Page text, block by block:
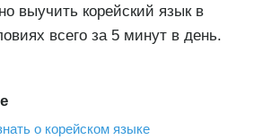
выучить корейский язык в
всего за 5 минут в день.
о корейском языке